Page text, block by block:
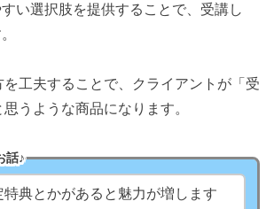
い選択肢を提供することで、受講し
工夫することで、クライアントが「受
うような商品になります。
話♪
特典とかがあると魅力が増します